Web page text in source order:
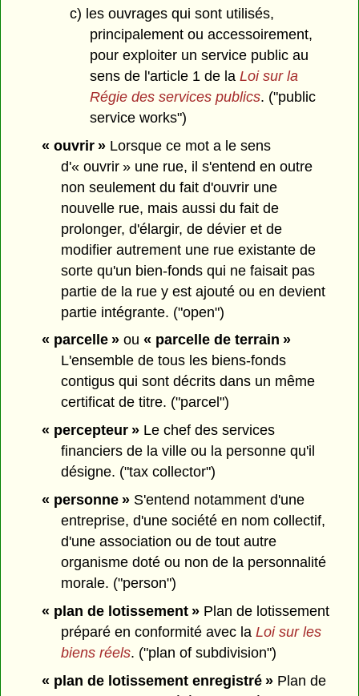
c) les ouvrages qui sont utilisés,
principalement ou accessoirement,
pour exploiter un service public au
sens de l'article 1 de la Loi sur la
Régie des services publics. ("public
service works")
« ouvrir »Lorsque ce mot a le sens
d'« ouvrir » une rue, il s'entend en outre
non seulement du fait d'ouvrir une
nouvelle rue, mais aussi du fait de
prolonger, d'élargir, de dévier et de
modifier autrement une rue existante de
sorte qu'un bien-fonds qui ne faisait pas
partie de la rue y est ajouté ou en devient
partie intégrante. ("open")
« parcelle »ou « parcelle de terrain »
L'ensemble de tous les biens-fonds
contigus qui sont décrits dans un même
certificat de titre. ("parcel")
« percepteur »Le chef des services
financiers de la ville ou la personne qu'il
désigne. ("tax collector")
« personne »S'entend notamment d'une
entreprise, d'une société en nom collectif,
d'une association ou de tout autre
organisme doté ou non de la personnalité
morale. ("person")
« plan de lotissement »Plan de lotissement
préparé en conformité avec laLoi sur les
biens réels. ("plan of subdivision")
« plan de lotissement enregistré »Plan de